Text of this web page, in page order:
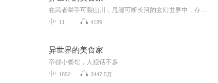
11 4189
异世界的美食家
帝都小餐馆，人狠话不多
1852 3447.5万